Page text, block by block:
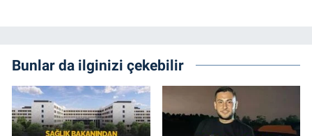
Bunlar da ilginizi çekebilir